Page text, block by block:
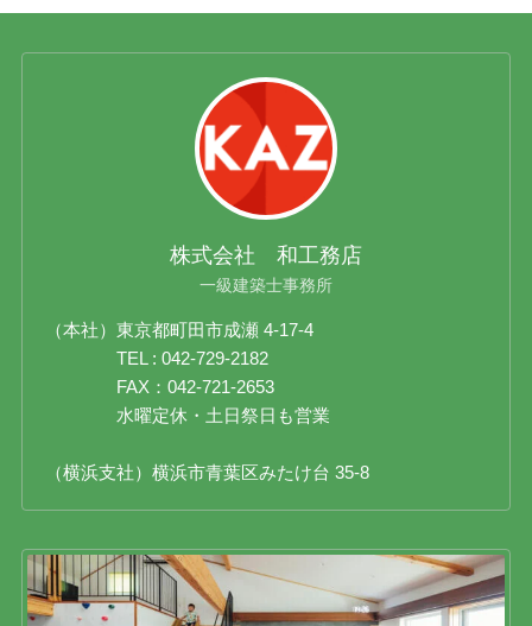
株式会社 和工務店
一級建築士事務所
（本社）東京都町田市成瀬 4-17-4
TEL : 042-729-2182
FAX：042-721-2653
水曜定休・土日祭日も営業
（横浜支社）横浜市青葉区みたけ台 35-8